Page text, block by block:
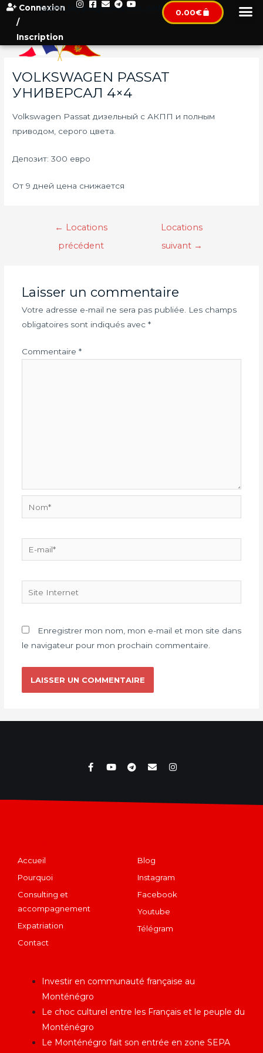
Connexion
/
Inscription
[wpml_language_selector_widget] 0.00€
VOLKSWAGEN PASSAT
УНИВЕРСАЛ 4×4
Volkswagen Passat дизельный с АКПП и полным
приводом, серого цвета.
Депозит: 300 евро
От 9 дней цена снижается
← Locations
précédent
Locations
suivant →
Laisser un commentaire
Votre adresse e-mail ne sera pas publiée. Les champs
obligatoires sont indiqués avec *
Commentaire *
Enregistrer mon nom, mon e-mail et mon site dans
le navigateur pour mon prochain commentaire.
Accueil
Pourquoi
Consulting et
accompagnement
Expatriation
Contact
Blog
Instagram
Facebook
Youtube
Télégram
Investir en communauté française au
Monténégro
Le choc culturel entre les Français et le peuple du
Monténégro
Le Monténégro fait son entrée en zone SEPA